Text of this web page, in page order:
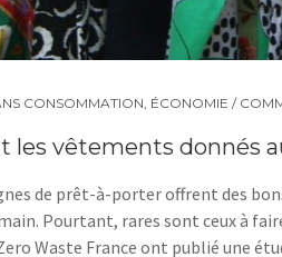
CONSOMMATION, ÉCONOMIE /
les vêtements donnés
de prêt-à-porter offrent des
Pourtant, rares sont ceux à
Waste France ont publié une